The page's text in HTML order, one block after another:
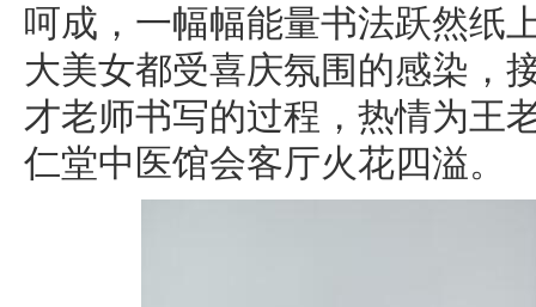
呵成，一幅幅能量书法跃然纸
大美女都受喜庆氛围的感染，
才老师书写的过程，热情为王
仁堂中医馆会客厅火花四溢。